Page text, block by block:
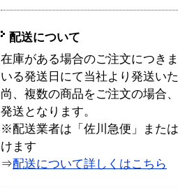
配送について
在庫がある場合のご注文につき
いる発送日にて当社より発送い
尚、複数の商品をご注文の場合
発送となります。
※配送業者は「佐川急便」また
けます
⇒配送について詳しくはこちら